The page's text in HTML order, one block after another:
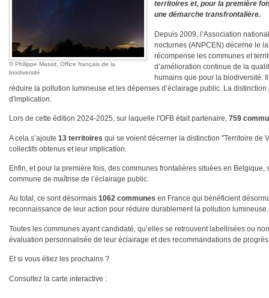
Philippe Massit, Office français de la
biodiversité
territoires et, pour la première
une démarche transfrontalière.
Depuis 2009, l’Association
nocturnes (ANPCEN) décerne le
récompense les communes et
d’amélioration continue de la
humains que pour la biodiversité.
réduire la pollution lumineuse et les dépenses d’éclairage public. La
d'implication.
Lors de cette édition 2024-2025, sur laquelle l'OFB était partenaire, 759
A cela s’ajoute 13 territoires qui se voient décerner la distinction "Territoire de
collectifs obtenus et leur implication.
Enfin, et pour la première fois, des communes frontalières situées en
commune de maîtrise de l’éclairage public.
Au total, ce sont désormais 1062 communes en France qui bénéficient
reconnaissance de leur action pour réduire durablement la pollution lumineuse.
Toutes les communes ayant candidaté, qu’elles se retrouvent labellisées ou
évaluation personnalisée de leur éclairage et des recommandations de
Et si vous étiez les prochains ?
Consultez la carte interactive :